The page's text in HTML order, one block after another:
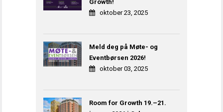
Growth!
oktober 23, 2025
Meld deg på Møte- og
Eventbørsen 2026!
oktober 03, 2025
Room for Growth 19.–21.